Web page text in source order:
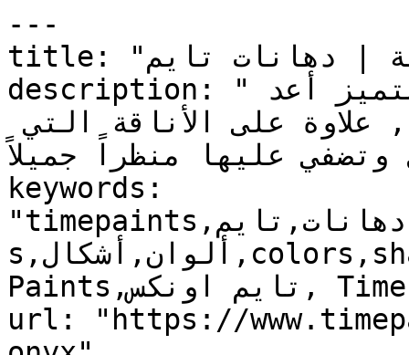
---
title: "تايم اونكس | دهانات داخلية | دهانات تايم"
description: "تايم اونكس : دهان ديكوري متميز أعد
خصيصاً لإعطاء المظهر المعدني , علاوة على الأناقة التي
عليها منظراً جميلاً."
keywords:
"timepaints,دهانات,تايم,time,paints,منتجات,product
s,ألوان,أشكال,colors,shapes,دهانات داخلية,Interior
Paints,تايم اونكس, Time Onyx, , "
url: "https://